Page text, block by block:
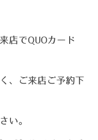
店でQUOカード
、ご来店ご予約下
い。